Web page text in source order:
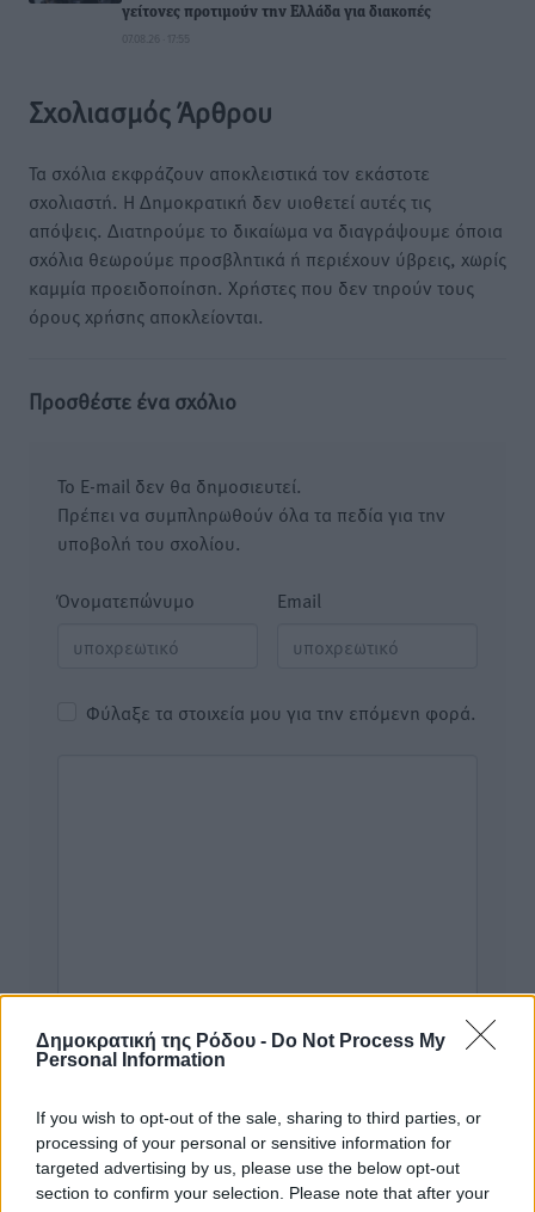
Δημοκρατική της Ρόδου - Do Not Process My
Personal Information
If you wish to opt-out of the sale, sharing to third parties, or
processing of your personal or sensitive information for
targeted advertising by us, please use the below opt-out
section to confirm your selection. Please note that after your
γείτονες προτιμούν την Ελλάδα για διακοπές
07.08.26 · 17:55
Σχολιασμός Άρθρου
Τα σχόλια εκφράζουν αποκλειστικά τον εκάστοτε
σχολιαστή. Η Δημοκρατική δεν υιοθετεί αυτές τις
απόψεις. Διατηρούμε το δικαίωμα να διαγράψουμε όποια
σχόλια θεωρούμε προσβλητικά ή περιέχουν ύβρεις, χωρίς
καμμία προειδοποίηση. Χρήστες που δεν τηρούν τους
όρους χρήσης αποκλείονται.
Προσθέστε ένα σχόλιο
Το E-mail δεν θα δημοσιευτεί.
Πρέπει να συμπληρωθούν όλα τα πεδία για την
υποβολή του σχολίου.
Όνοματεπώνυμο Email
Φύλαξε τα στοιχεία μου για την επόμενη φορά.
Υπενθύμιση:
Για την μερική αναπαραγωγή της είδησης από άλλες